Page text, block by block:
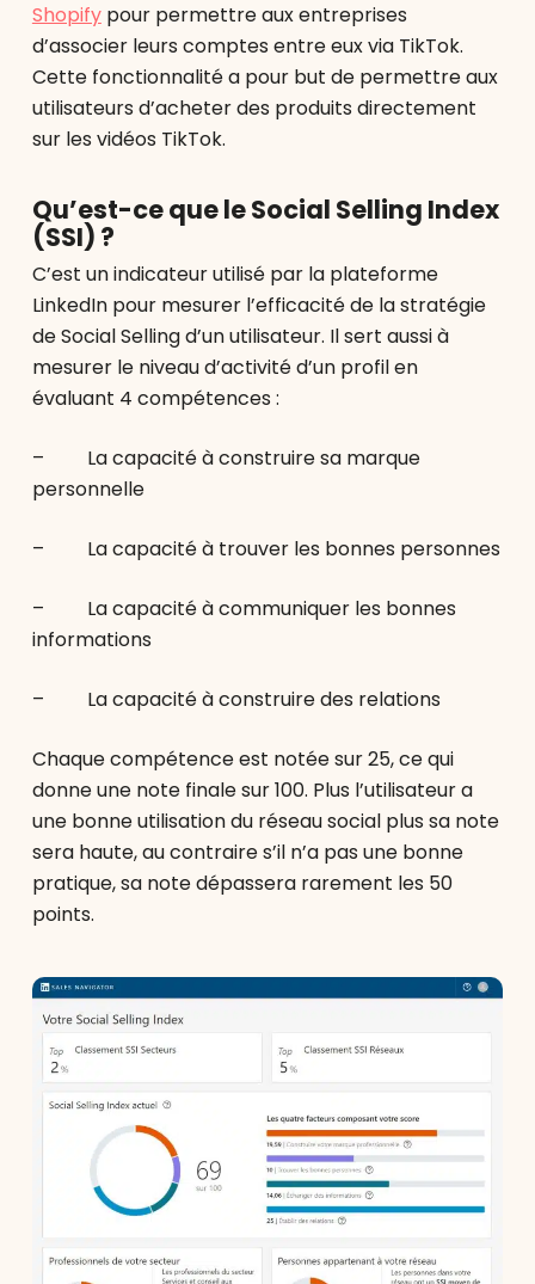
Shopifypour permettre aux entreprises
d’associer leurs comptes entre eux via TikTok.
Cette fonctionnalité a pour but de permettre aux
utilisateurs d’acheter des produits directement
sur les vidéos TikTok.
Qu’est-ce que le Social Selling Index
(SSI) ?
C’est un indicateur utilisé par la plateforme
LinkedIn pour mesurer l’efficacité de la stratégie
de Social Selling d’un utilisateur. Il sert aussi à
mesurer le niveau d’activité d’un profil en
évaluant 4 compétences :
– La capacité à construire sa marque
personnelle
– La capacité à trouver les bonnes personnes
– La capacité à communiquer les bonnes
informations
– La capacité à construire des relations
Chaque compétence est notée sur 25, ce qui
donne une note finale sur 100. Plus l’utilisateur a
une bonne utilisation du réseau social plus sa note
sera haute, au contraire s’il n’a pas une bonne
pratique, sa note dépassera rarement les 50
points.